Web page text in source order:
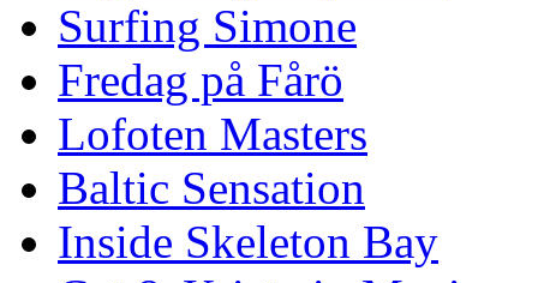
Surfing Simone
Fredag på Fårö
Lofoten Masters
Baltic Sensation
Inside Skeleton Bay